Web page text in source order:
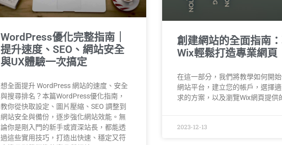
WordPress優化完整指南｜
提升速度、SEO、網站安全
與UX體驗一次搞定
想全面提升 WordPress 網站的速度、安全
與搜尋排名？本篇WordPress優化指南，
教你從快取設定、圖片壓縮、SEO 調整到
網站安全與備份，逐步強化網站效能。無
論你是剛入門的新手或資深站長，都能透
過這些實用技巧，打造出快速、穩定又符
創建網站的全面指南
Wix輕鬆打造專業網頁
在這一部分，我們將教學如何開
網站平台，建立您的帳戶，選擇
求的方案，以及瀏覽Wix網頁提供
2023-12-13